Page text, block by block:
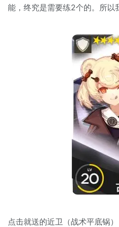
能，终究是需要练2个的。所以
点击就送的近卫（战术平底锅